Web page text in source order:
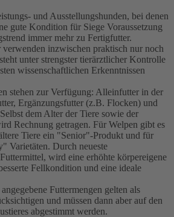
und Ausstellungshunden, bei denen
gute Kondition für Siege Voraussetzung
immer mehr zu Fertigfutter.
inzwischen praktisch nur noch
unter strengster tierärztlicher Kontrolle
wissenschaftlichen Erkenntnissen
stehen zur Verfügung: Alleinfutter in der
Ergänzungsfutter (z.B. Flocken) und
dem Alter der Tiere sowie der
Rechnung getragen. Für Welpen gibt es
Tiere ein "Senior"-Produkt und für
Varietäten. Durch neueste
wird eine erhöhte körpereigene
Fellkondition und eine ideale
Futtermengen gelten als
und müssen dann aber auf den
abgestimmt werden.